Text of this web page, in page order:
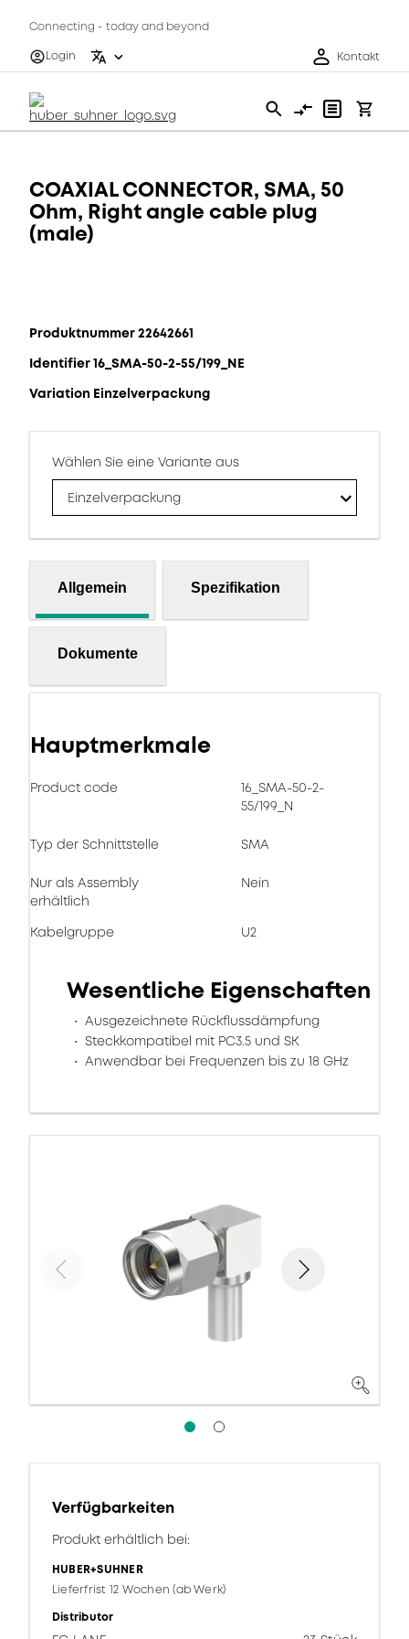
Connecting - today and beyond
Login
Kontakt
COAXIAL CONNECTOR, SMA, 50
Ohm, Right angle cable plug
(male)
Produktnummer 22642661
Identifier 16_SMA-50-2-55/199_NE
Variation Einzelverpackung
Wählen Sie eine Variante aus
Einzelverpackung
Allgemein Spezifikation
Dokumente
Hauptmerkmale
Product code
16_SMA-50-2-
55/199_N
Typ der Schnittstelle SMA
Nur als Assembly
erhältlich
Nein
Kabelgruppe U2
Wesentliche Eigenschaften
Ausgezeichnete Rückflussdämpfung
Steckkompatibel mit PC3.5 und SK
Anwendbar bei Frequenzen bis zu 18 GHz
Verfügbarkeiten
Produkt erhältlich bei:
HUBER+SUHNER
Lieferfrist 12 Wochen (ab Werk)
Distributor